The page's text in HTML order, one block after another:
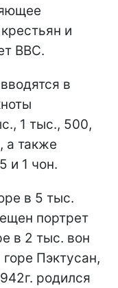
и
BBC.
в
1 тыс., 500,
а также
и 1 чон.
в 5 тыс.
портрет
в 2 тыс. вон
Пэктусан,
родился